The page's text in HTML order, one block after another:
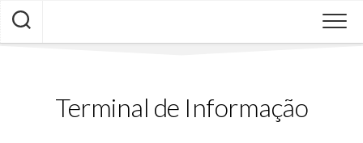
Skip
content
Terminal de Informação